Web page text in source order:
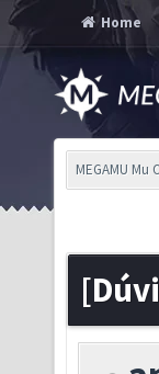
Home
MEGAMU Mu